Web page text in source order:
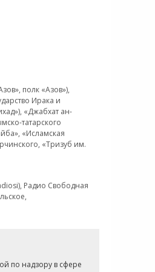
полк «Азов»),
Ирака и
«Джабхат ан-
татарского
«Исламская
«Тризуб им.
Радио Свободная
по надзору в сфере